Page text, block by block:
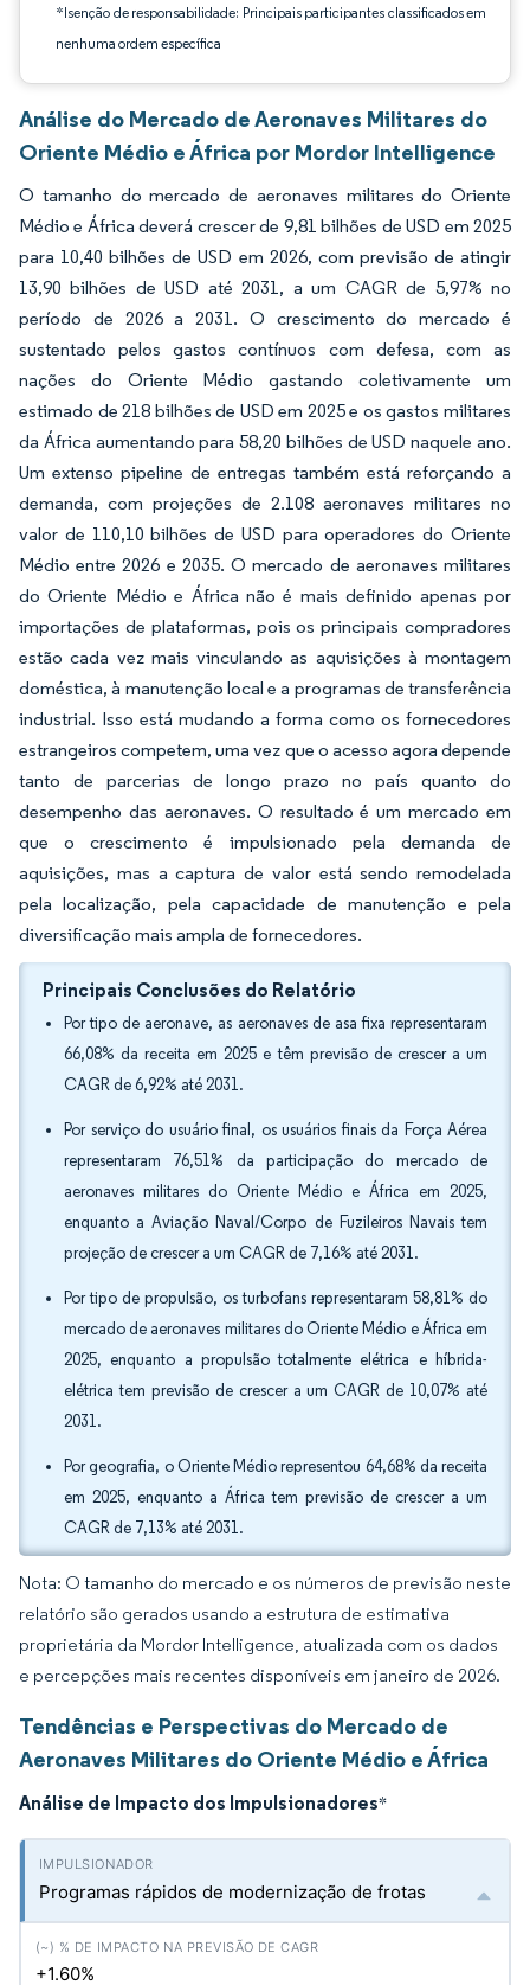
*Isenção de responsabilidade: Principais participantes classificados em
nenhuma ordem específica
Análise do Mercado de Aeronaves Militares do
Oriente Médio e África por Mordor Intelligence
O tamanho do mercado de aeronaves militares do Oriente
Médio e África deverá crescer de 9,81 bilhões de USD em 2025
para 10,40 bilhões de USD em 2026, com previsão de atingir
13,90 bilhões de USD até 2031, a um CAGR de 5,97% no
período de 2026 a 2031. O crescimento do mercado é
sustentado pelos gastos contínuos com defesa, com as
nações do Oriente Médio gastando coletivamente um
estimado de 218 bilhões de USD em 2025 e os gastos militares
da África aumentando para 58,20 bilhões de USD naquele ano.
Um extenso pipeline de entregas também está reforçando a
demanda, com projeções de 2.108 aeronaves militares no
valor de 110,10 bilhões de USD para operadores do Oriente
Médio entre 2026 e 2035. O mercado de aeronaves militares
do Oriente Médio e África não é mais definido apenas por
importações de plataformas, pois os principais compradores
estão cada vez mais vinculando as aquisições à montagem
doméstica, à manutenção local e a programas de transferência
industrial. Isso está mudando a forma como os fornecedores
estrangeiros competem, uma vez que o acesso agora depende
tanto de parcerias de longo prazo no país quanto do
desempenho das aeronaves. O resultado é um mercado em
que o crescimento é impulsionado pela demanda de
aquisições, mas a captura de valor está sendo remodelada
pela localização, pela capacidade de manutenção e pela
diversificação mais ampla de fornecedores.
Principais Conclusões do Relatório
Por tipo de aeronave, as aeronaves de asa fixa representaram
66,08% da receita em 2025 e têm previsão de crescer a um
CAGR de 6,92% até 2031.
Por serviço do usuário final, os usuários finais da Força Aérea
representaram 76,51% da participação do mercado de
aeronaves militares do Oriente Médio e África em 2025,
enquanto a Aviação Naval/Corpo de Fuzileiros Navais tem
projeção de crescer a um CAGR de 7,16% até 2031.
Por tipo de propulsão, os turbofans representaram 58,81% do
mercado de aeronaves militares do Oriente Médio e África em
2025, enquanto a propulsão totalmente elétrica e híbrida-
elétrica tem previsão de crescer a um CAGR de 10,07% até
2031.
Por geografia, o Oriente Médio representou 64,68% da receita
em 2025, enquanto a África tem previsão de crescer a um
CAGR de 7,13% até 2031.
Nota: O tamanho do mercado e os números de previsão neste
relatório são gerados usando a estrutura de estimativa
proprietária da Mordor Intelligence, atualizada com os dados
e percepções mais recentes disponíveis em janeiro de 2026.
Tendências e Perspectivas do Mercado de
Aeronaves Militares do Oriente Médio e África
Análise de Impacto dos Impulsionadores*
Programas rápidos de modernização de frotas
+1.60%